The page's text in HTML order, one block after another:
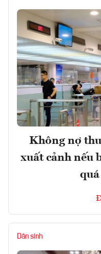
Không nợ
xuất cảnh nếu
Dân sinh